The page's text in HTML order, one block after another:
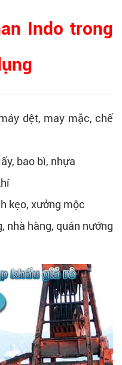
Indo trong
dệt, may mặc, chế
bao bì, nhựa
kẹo, xưởng mộc
nhà hàng, quán nướng